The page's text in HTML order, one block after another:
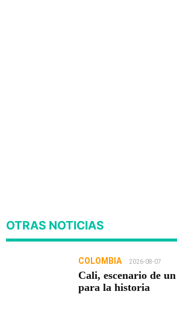
OTRAS NOTICIAS
COLOMBIA 2026-08-07
Cali, escenario de
para la historia